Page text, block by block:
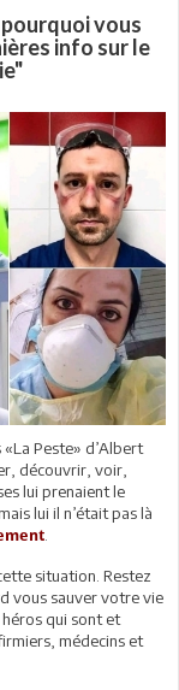
vous
info sur le
Peste» d’Albert
découvrir, voir,
lui prenaient le
lui il n’était pas là
situation. Restez
vous sauver votre vie
héros qui sont et
médecins et